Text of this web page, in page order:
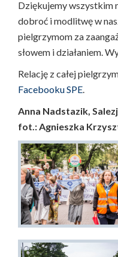
Dziękujemy wszystkim
dobroć i modlitwę w
pielgrzymom za
słowem i działaniem.
Relację z całej
Facebooku SPE
Anna Nadstazik,
fot.: Agnieszka